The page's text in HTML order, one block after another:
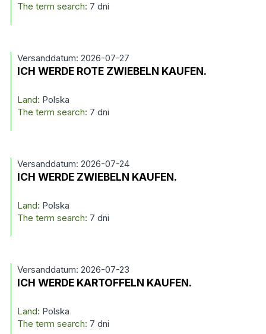
The term search: 7 dni
Versanddatum: 2026-07-27
ICH WERDE ROTE ZWIEBELN KAUFEN.
Land: Polska
The term search: 7 dni
Versanddatum: 2026-07-24
ICH WERDE ZWIEBELN KAUFEN.
Land: Polska
The term search: 7 dni
Versanddatum: 2026-07-23
ICH WERDE KARTOFFELN KAUFEN.
Land: Polska
The term search: 7 dni